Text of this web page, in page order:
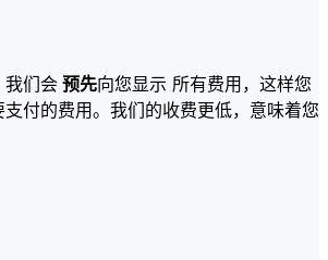
我们会 预先向您显示 所有费用，这样您
付的费用。我们的收费更低，意味着您